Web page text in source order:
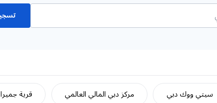
سيتي ووك دبي مركز دبي المالي العالمي قرية جميرا